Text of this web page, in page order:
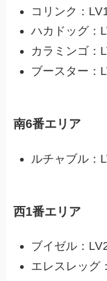
コリンク：
ハカドッグ：
カラミンゴ：
ブースター：
南6番エリア
ルチャブル：
西1番エリア
ブイゼル：
エレスレッグ